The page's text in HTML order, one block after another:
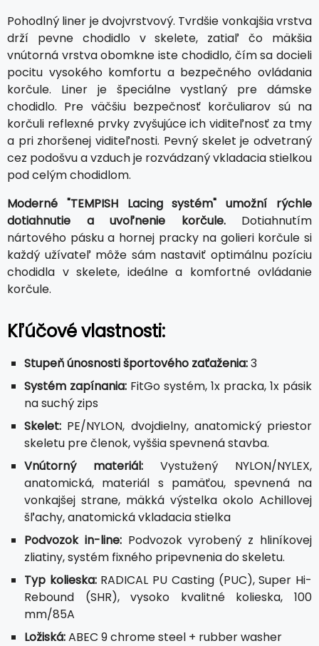
Pohodlný liner je dvojvrstvový. Tvrdšie vonkajšia vrstva
drží pevne chodidlo v skelete, zatiaľ čo mäkšia
vnútorná vrstva obomkne iste chodidlo, čím sa docieli
pocitu vysokého komfortu a bezpečného ovládania
korčule. Liner je špeciálne vystlaný pre dámske
chodidlo. Pre väčšiu bezpečnosť korčuliarov sú na
korčuli reflexné prvky zvyšujúce ich viditeľnosť za tmy
a pri zhoršenej viditeľnosti. Pevný skelet je odvetraný
cez podošvu a vzduch je rozvádzaný vkladacia stielkou
pod celým chodidlom.
Moderné "TEMPISH Lacing systém" umožní rýchle
dotiahnutie a uvoľnenie korčule.Dotiahnutím
nártového pásku a hornej pracky na golieri korčule si
každý užívateľ môže sám nastaviť optimálnu pozíciu
chodidla v skelete, ideálne a komfortné ovládanie
korčule.
Kľúčové vlastnosti:
Stupeň únosnosti športového zaťaženia:3
Systém zapínania: FitGo systém, 1x pracka, 1x pásik
na suchý zips
Skelet: PE/NYLON, dvojdielny, anatomický priestor
skeletu pre členok, vyššia spevnená stavba.
Vnútorný materiál: Vystužený NYLON/NYLEX,
anatomická, materiál s pamäťou, spevnená na
vonkajšej strane, mäkká výstelka okolo Achillovej
šľachy, anatomická vkladacia stielka
Podvozok in-line:Podvozok vyrobený z hliníkovej
zliatiny, systém fixného pripevnenia do skeletu.
Typ kolieska:RADICAL PU Casting (PUC), Super Hi-
Rebound (SHR), vysoko kvalitné kolieska, 100
mm/85A
Ložiská:ABEC 9 chrome steel + rubber washer